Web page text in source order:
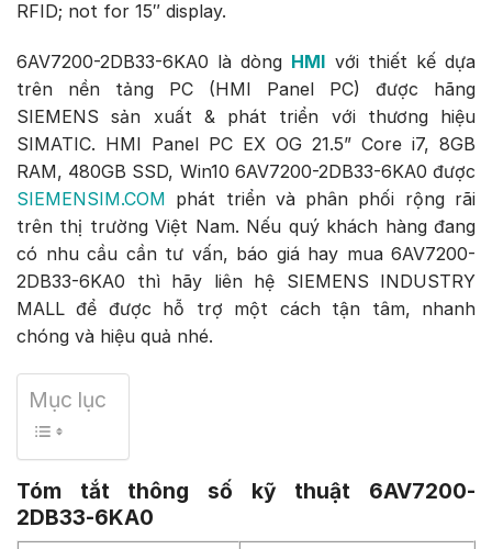
RFID; not for 15″ display.
6AV7200-2DB33-6KA0 là dòng HMI với thiết kế dựa
trên nền tảng PC (HMI Panel PC) được hãng
SIEMENS sản xuất & phát triển với thương hiệu
SIMATIC. HMI Panel PC EX OG 21.5” Core i7, 8GB
RAM, 480GB SSD, Win10 6AV7200-2DB33-6KA0 được
SIEMENSIM.COM phát triển và phân phối rộng rãi
trên thị trường Việt Nam. Nếu quý khách hàng đang
có nhu cầu cần tư vấn, báo giá hay mua 6AV7200-
2DB33-6KA0 thì hãy liên hệ SIEMENS INDUSTRY
MALL để được hỗ trợ một cách tận tâm, nhanh
chóng và hiệu quả nhé.
Mục lục
Tóm tắt thông số kỹ thuật 6AV7200-
2DB33-6KA0